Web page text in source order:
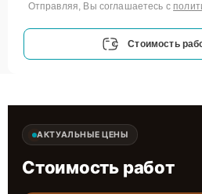
Отправляя, Вы соглашаетесь с
Стоимость
АКТУАЛЬНЫЕ ЦЕНЫ
Стоимость работ